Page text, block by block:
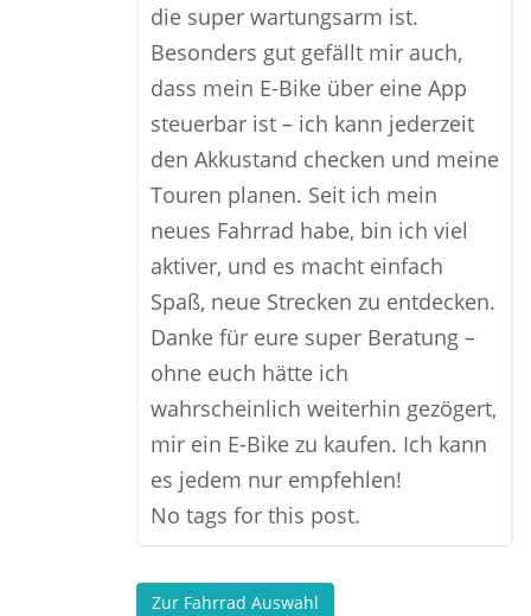
die super wartungsarm ist.
Besonders gut gefällt mir auch,
dass mein E-Bike über eine App
steuerbar ist – ich kann jederzeit
den Akkustand checken und meine
Touren planen. Seit ich mein
neues Fahrrad habe, bin ich viel
aktiver, und es macht einfach
Spaß, neue Strecken zu entdecken.
Danke für eure super Beratung –
ohne euch hätte ich
wahrscheinlich weiterhin gezögert,
mir ein E-Bike zu kaufen. Ich kann
es jedem nur empfehlen!
No tags for this post.
Zur Fahrrad Auswahl